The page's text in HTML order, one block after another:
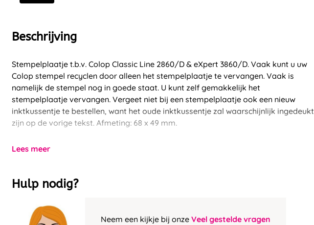
Beschrijving
Stempelplaatje t.b.v. Colop Classic Line 2860/D & eXpert 3860/D. Vaak kunt u uw
Colop stempel recyclen door alleen het stempelplaatje te vervangen. Vaak is
namelijk de stempel nog in goede staat. U kunt zelf gemakkelijk het
stempelplaatje vervangen. Vergeet niet bij een stempelplaatje ook een nieuw
inktkussentje te bestellen, want het oude inktkussentje zal waarschijnlijk ingedeukt
zijn op de vorige tekst. Afmeting: 68 x 49 mm.
Lees meer
Hulp nodig?
Neem een kijkje bij onze Veel gestelde vragen